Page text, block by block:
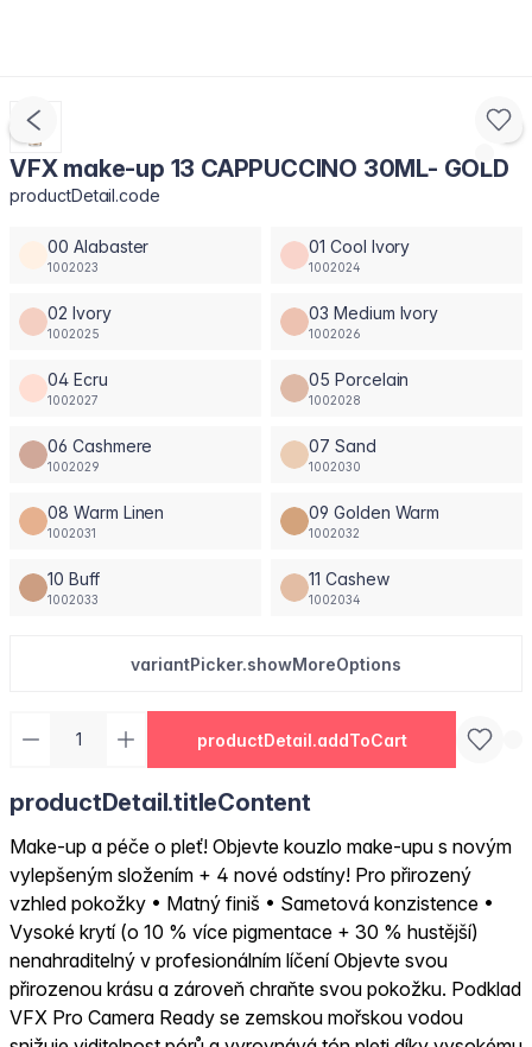
VFX make-up 13 CAPPUCCINO 30ML- GOLD
productDetail.code
00 Alabaster
1002023
01 Cool Ivory
1002024
02 Ivory
1002025
03 Medium Ivory
1002026
04 Ecru
1002027
05 Porcelain
1002028
06 Cashmere
1002029
07 Sand
1002030
08 Warm Linen
1002031
09 Golden Warm
1002032
10 Buff
1002033
11 Cashew
1002034
variantPicker.showMoreOptions
productDetail.addToCart
productDetail.titleContent
Make-up a péče o pleť! Objevte kouzlo make-upu s novým
vylepšeným složením + 4 nové odstíny! Pro přirozený
vzhled pokožky • Matný finiš • Sametová konzistence •
Vysoké krytí (o 10 % více pigmentace + 30 % hustější)
nenahraditelný v profesionálním líčení Objevte svou
přirozenou krásu a zároveň chraňte svou pokožku. Podklad
VFX Pro Camera Ready se zemskou mořskou vodou